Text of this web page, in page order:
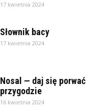
17 kwietnia 2024
Słownik bacy
17 kwietnia 2024
Nosal — daj się
przygodzie
16 kwietnia 2024